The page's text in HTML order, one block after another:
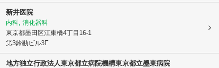
新井医院
内科, 消化器科
東京都墨田区江東橋4丁目16-1
第3鈴勘ビル3F
地方独立行政法人東京都立病院機構東京都立墨東病院